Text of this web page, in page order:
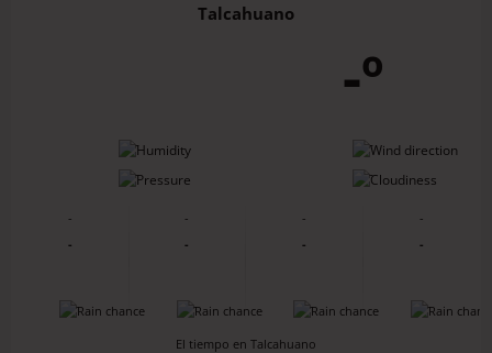
Talcahuano
-º
-
-
-
-
-
-
-
-
-
-
-
-
-
-
-
-
El tiempo en Talcahuano